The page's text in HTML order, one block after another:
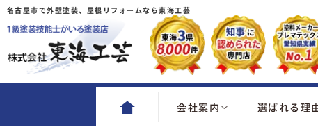
名古屋市で外壁塗装、屋根リフォームなら東海工芸
会社案内 選ばれる理